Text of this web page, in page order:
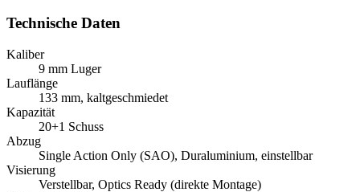
Technische Daten
Kaliber
9 mm Luger
Lauflänge
133 mm, kaltgeschmiedet
Kapazität
20+1 Schuss
Abzug
Single Action Only (SAO), Duraluminium, einstellbar
Visierung
Verstellbar, Optics Ready (direkte Montage)